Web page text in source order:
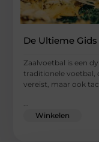
De Ultieme
Zaalvoetbal is een
traditionele voetbal,
vereist, maar ook
...
Winkelen